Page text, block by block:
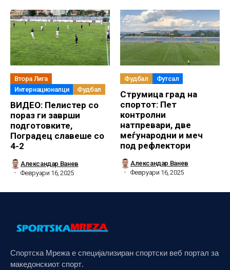
Втора Лига
Интернационалци
Фудбал
ВИДЕО: Пелистер со
пораз ги заврши
подготовките,
Поградец славеше со
4-2
Александар Ванев
Февруари 16, 2025
Фудбал Футсал
Струмица град на
спортот: Пет
контролни
натпревари, две
меѓународни и меч
под рефлектори
Александар Ванев
Февруари 16, 2025
Спортска Мрежа е специјализиран спортски веб портал за
македонскиот спорт.